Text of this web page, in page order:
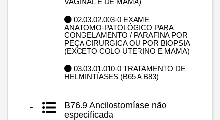
VAGINAL E DE MAMA)
02.03.02.003-0 EXAME
ANATOMO-PATOLÓGICO PARA
CONGELAMENTO / PARAFINA POR
PEÇA CIRURGICA OU POR BIOPSIA
(EXCETO COLO UTERINO E MAMA)
03.03.01.010-0 TRATAMENTO DE
HELMINTÍASES (B65 A B83)
-
B76.9 Ancilostomíase não
especificada